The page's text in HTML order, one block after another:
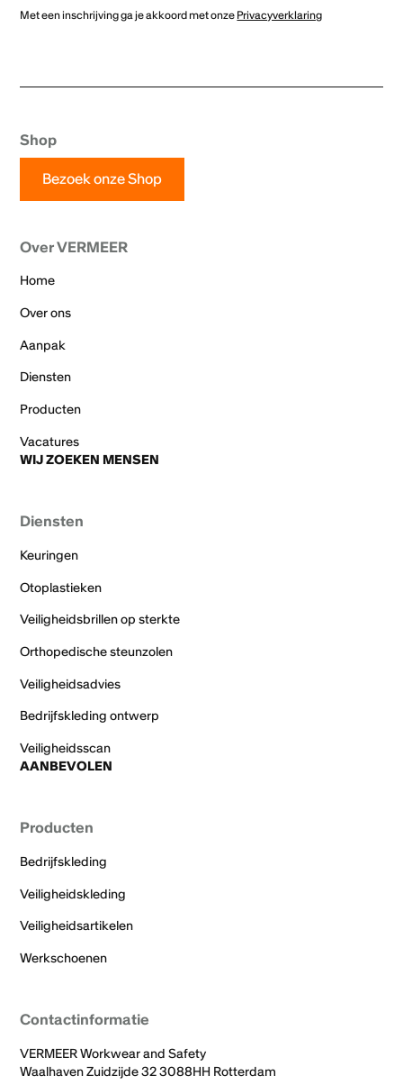
Met een inschrijving ga je akkoord met onze Privacyverklaring
Shop
Bezoek onze Shop
Over VERMEER
Home
Over ons
Aanpak
Diensten
Producten
Vacatures
WIJ ZOEKEN MENSEN
Diensten
Keuringen
Otoplastieken
Veiligheidsbrillen op sterkte
Orthopedische steunzolen
Veiligheidsadvies
Bedrijfskleding ontwerp
Veiligheidsscan
AANBEVOLEN
Producten
Bedrijfskleding
Veiligheidskleding
Veiligheidsartikelen
Werkschoenen
Contactinformatie
VERMEER Workwear and Safety
Waalhaven Zuidzijde 32 3088HH Rotterdam